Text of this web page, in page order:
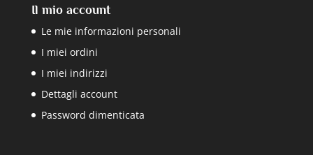
Il mio account
Le mie informazioni personali
I miei ordini
I miei indirizzi
Dettagli account
Password dimenticata